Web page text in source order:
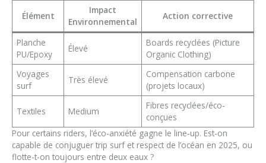
Élément
Impact
Environnemental
Action corrective
Planche
PU/Epoxy
Élevé
Boards recyclées (Picture
Organic Clothing)
Voyages
surf
Très élevé
Compensation carbone
(projets locaux)
Textiles Medium
Fibres recyclées/éco-
conçues
Pour certains riders, l’éco-anxiété gagne le line-up. Est-on
capable de conjuguer trip surf et respect de l’océan en 2025, ou
flotte-t-on toujours entre deux eaux ?